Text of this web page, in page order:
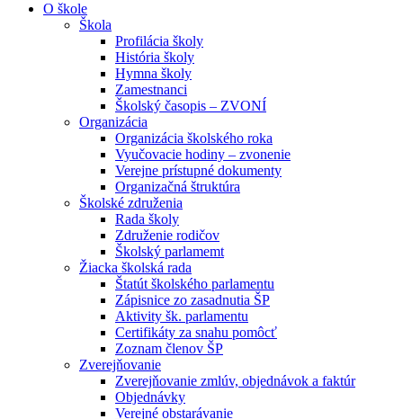
O škole
Škola
Profilácia školy
História školy
Hymna školy
Zamestnanci
Školský časopis – ZVONÍ
Organizácia
Organizácia školského roka
Vyučovacie hodiny – zvonenie
Verejne prístupné dokumenty
Organizačná štruktúra
Školské združenia
Rada školy
Združenie rodičov
Školský parlamemt
Žiacka školská rada
Štatút školského parlamentu
Zápisnice zo zasadnutia ŠP
Aktivity šk. parlamentu
Certifikáty za snahu pomôcť
Zoznam členov ŠP
Zverejňovanie
Zverejňovanie zmlúv, objednávok a faktúr
Objednávky
Verejné obstarávanie